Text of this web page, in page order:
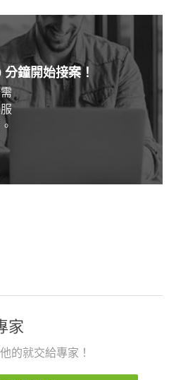
鐘開始接案！
家
的就交給專家！